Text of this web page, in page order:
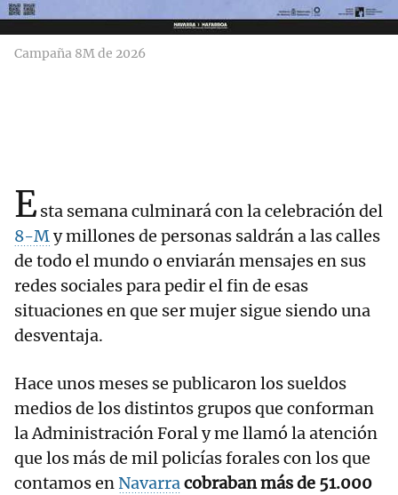
Campaña 8M de 2026
Esta semana culminará con la celebración del
8-My millones de personas saldrán a las calles
de todo el mundo o enviarán mensajes en sus
redes sociales para pedir el fin de esas
situaciones en que ser mujer sigue siendo una
desventaja.
Hace unos meses se publicaron los sueldos
medios de los distintos grupos que conforman
la Administración Foral y me llamó la atención
que los más de mil policías forales con los que
contamos en Navarracobraban más de 51.000